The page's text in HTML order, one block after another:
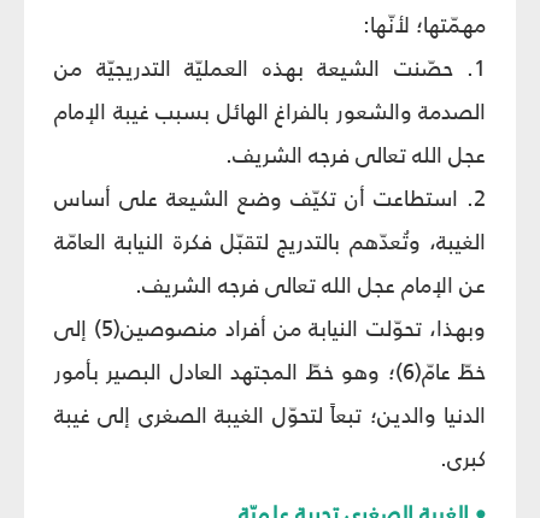
مهمّتها؛ لأنّها:
1. حصّنت الشيعة بهذه العمليّة التدريجيّة من
الصدمة والشعور بالفراغ الهائل بسبب غيبة الإمام
عجل الله تعالى فرجه الشريف.
2. استطاعت أن تكيّف وضع الشيعة على أساس
الغيبة، وتُعدّهم بالتدريج لتقبّل فكرة النيابة العامّة
عن الإمام عجل الله تعالى فرجه الشريف.
وبهذا، تحوّلت النيابة من أفراد منصوصين(5) إلى
خطّ عامّ(6)؛ وهو خطّ المجتهد العادل البصير بأمور
الدنيا والدين؛ تبعاً لتحوّل الغيبة الصغرى إلى غيبة
كبرى.